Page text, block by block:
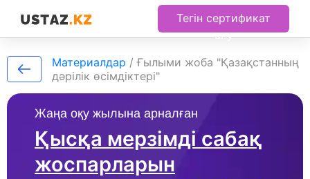
Тегін сертификат
алу
Жаңа оқу жылына арналған
Қысқа мерзімді сабақ
жоспарларын
Материалдар /Ғылыми жоба "Қазақстанның
дәрілік өсімдіктері"